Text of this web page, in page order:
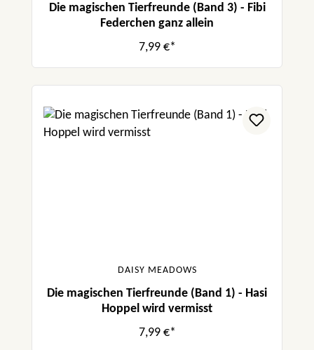
Die magischen Tierfreunde (Band 3) - Fibi
Federchen ganz allein
7,99 €*
DAISY MEADOWS
Die magischen Tierfreunde (Band 1) - Hasi
Hoppel wird vermisst
7,99 €*